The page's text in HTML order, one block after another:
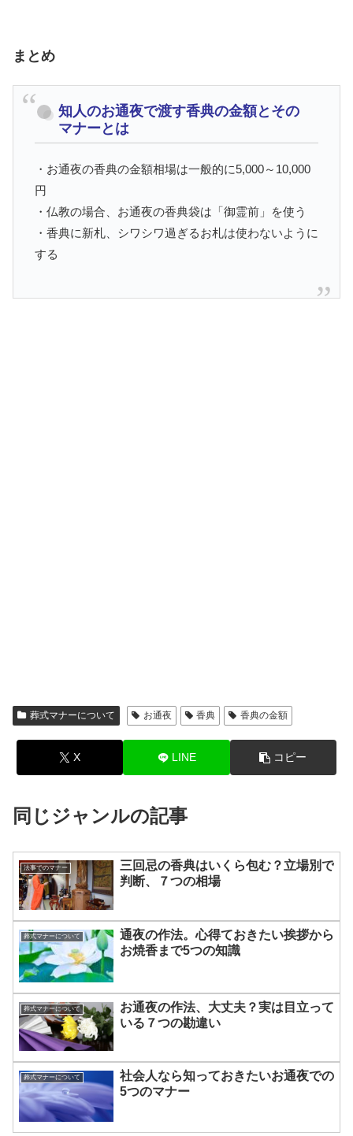
まとめ
知人のお通夜で渡す香典の金額とその
マナーとは
・お通夜の香典の金額相場は一般的に5,000～10,000
円
・仏教の場合、お通夜の香典袋は「御霊前」を使う
・香典に新札、シワシワ過ぎるお札は使わないように
する
葬式マナーについて お通夜 香典 香典の金額
X LINE コピー
同じジャンルの記事
法事でのマナー
三回忌の香典はいくら包む？立場別で
判断、７つの相場
葬式マナーについて
通夜の作法。心得ておきたい挨拶から
お焼香まで5つの知識
葬式マナーについて
お通夜の作法、大丈夫？実は目立って
いる７つの勘違い
葬式マナーについて
社会人なら知っておきたいお通夜での
5つのマナー